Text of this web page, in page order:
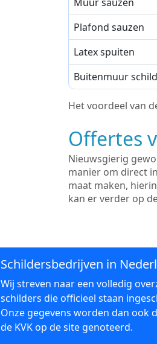
Plafond sauzen
Latex spuiten
Buitenmuur
Het voordeel van
Offertes
Nieuwsgierig
manier om direct
maat maken,
kan er verder op
Schildersbedrijven in
Wij streven naar een volledig
schilders die officieel staan
Onze gegevens worden dan ook
de KVK op de site genoteerd.